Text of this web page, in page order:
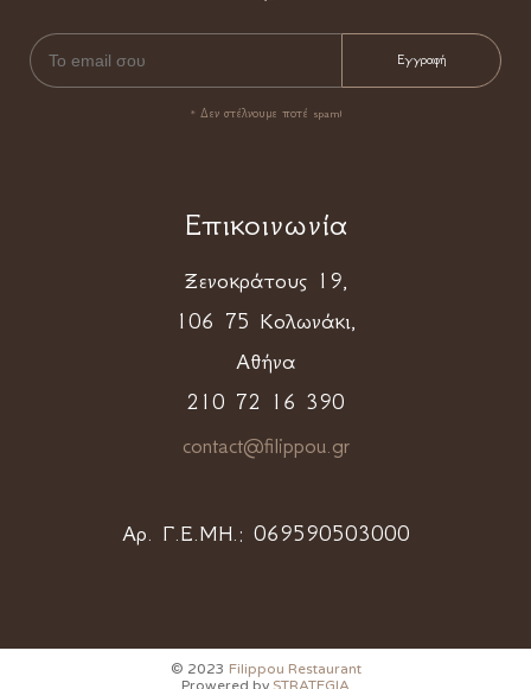
* Δεν στέλνουμε ποτέ spam!
Επικοινωνία
Ξενοκράτους 19,
106 75 Κολωνάκι,
Αθήνα
210 72 16 390
contact@filippou.gr
Αρ. Γ.Ε.ΜΗ.: 069590503000
© 2023 Filippou Restaurant
Prowered by STRATEGIA